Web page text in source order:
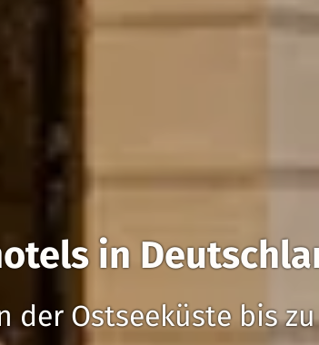
in
der Ostseeküste bis